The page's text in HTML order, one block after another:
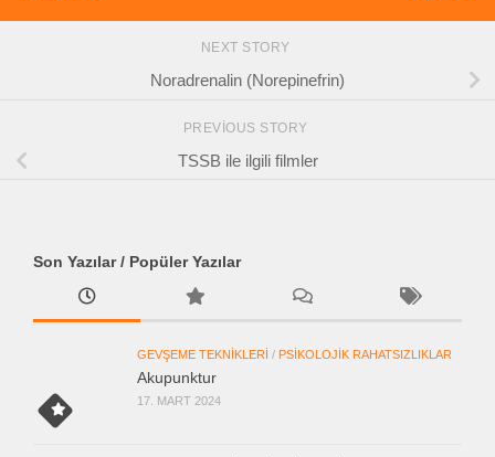
NEXT STORY
Noradrenalin (Norepinefrin)
PREVIOUS STORY
TSSB ile ilgili filmler
Son Yazılar / Popüler Yazılar
GEVŞEME TEKNIKLERI / PSIKOLOJIK RAHATSIZLIKLAR
Akupunktur
17. MART 2024